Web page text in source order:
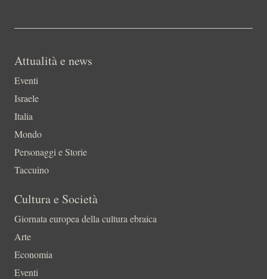
Attualità e news
Eventi
Israele
Italia
Mondo
Personaggi e Storie
Taccuino
Cultura e Società
Giornata europea della cultura ebraica
Arte
Economia
Eventi